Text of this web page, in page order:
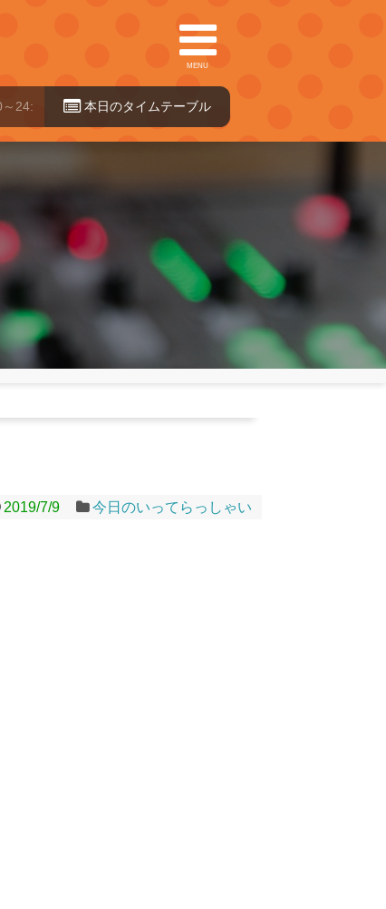
MENU
本日のタイ ムテーブル
2019/7/9 今日のいってらっしゃい